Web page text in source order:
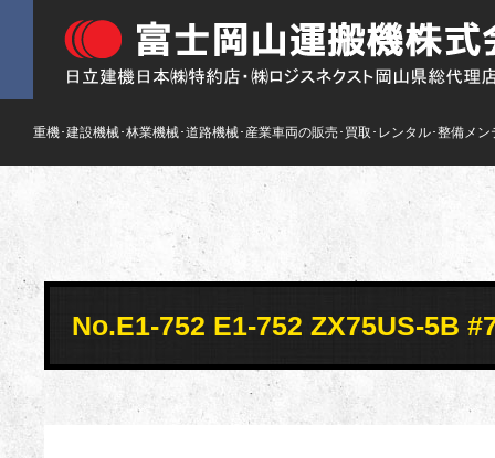
重機･建設機械･林業機械･道路機械･産業車両の販売･買取･レンタル･整備メン
No.E1-752 E1-752 ZX75US-5B